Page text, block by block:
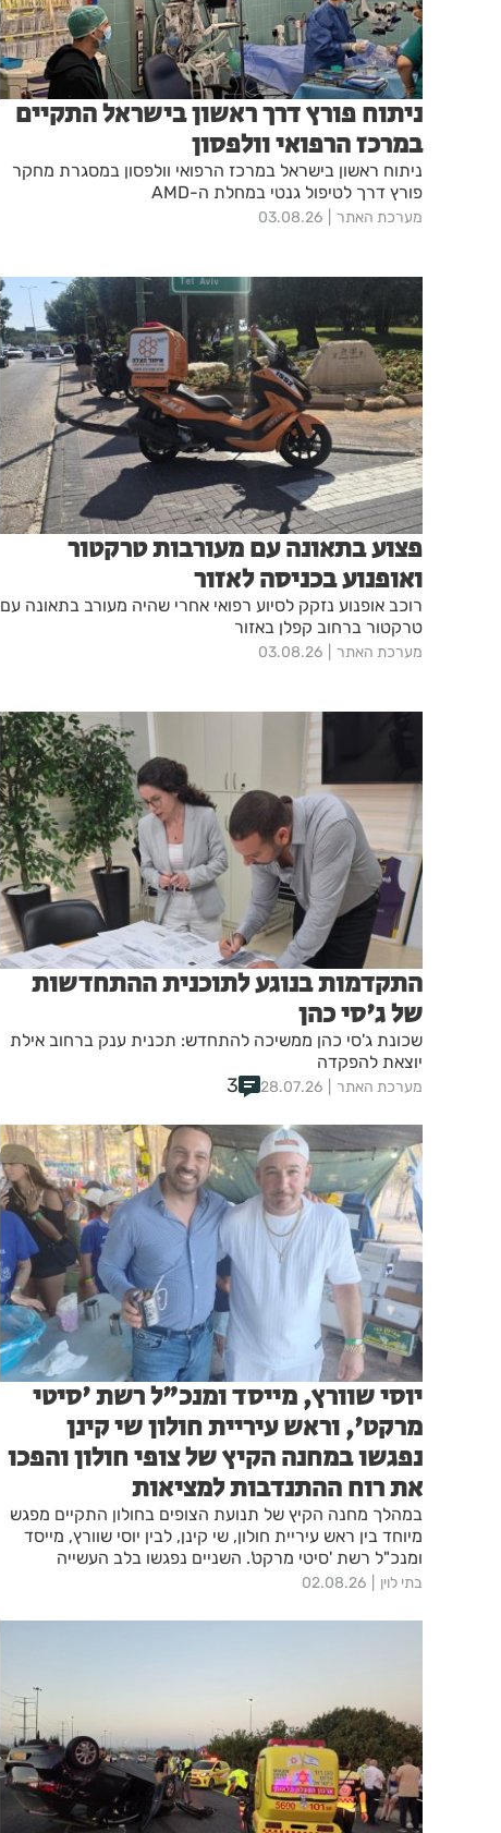
ניתוח פורץ דרך ראשון בישראל התקיים
במרכז הרפואי וולפסון
ניתוח ראשון בישראל במרכז הרפואי וולפסון במסגרת מחקר
פורץ דרך לטיפול גנטי במחלת ה-AMD
מערכת האתר 03.08.26
פצוע בתאונה עם מעורבות טרקטור
ואופנוע בכניסה לאזור
רוכב אופנוע נזקק לסיוע רפואי אחרי שהיה מעורב בתאונה עם
טרקטור ברחוב קפלן באזור
מערכת האתר 03.08.26
התקדמות בנוגע לתוכנית ההתחדשות
של ג'סי כהן
שכונת ג'סי כהן ממשיכה להתחדש: תכנית ענק ברחוב אילת
יוצאת להפקדה
מערכת האתר 28.07.26
3
יוסי שוורץ, מייסד ומנכ"ל רשת 'סיטי
מרקט', וראש עיריית חולון שי קינן
נפגשו במחנה הקיץ של צופי חולון והפכו
את רוח ההתנדבות למציאות
במהלך מחנה הקיץ של תנועת הצופים בחולון התקיים מפגש
מיוחד בין ראש עיריית חולון, שי קינן, לבין יוסי שוורץ, מייסד
ומנכ"ל רשת 'סיטי מרקט'. השניים נפגשו בלב העשייה
החינוכית והקהילתית של בני הנוער.
בתי לוין 02.08.26